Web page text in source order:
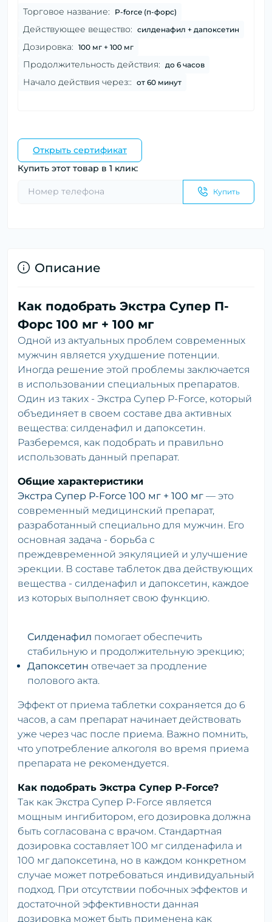
Торговое название: P-forсe (п-форс)
Действующее вещество: силденафил + дапоксетин
Дозировка: 100 мг + 100 мг
Продолжительность действия: до 6 часов
Начало действия через:: от 60 минут
Открыть сертификат
Купить этот товар в 1 клик:
Купить
Описание
Как подобрать Экстра Супер П-
Форс 100 мг + 100 мг
Одной из актуальных проблем современных
мужчин является ухудшение потенции.
Иногда решение этой проблемы заключается
в использовании специальных препаратов.
Один из таких - Экстра Супер P-Force, который
объединяет в своем составе два активных
вещества: силденафил и дапоксетин.
Разберемся, как подобрать и правильно
использовать данный препарат.
Общие характеристики
Экстра Супер P-Force 100 мг + 100 мг — это
современный медицинский препарат,
разработанный специально для мужчин. Его
основная задача - борьба с
преждевременной эякуляцией и улучшение
эрекции. В составе таблеток два действующих
вещества - силденафил и дапоксетин, каждое
из которых выполняет свою функцию.
Силденафил помогает обеспечить
стабильную и продолжительную эрекцию;
Дапоксетин отвечает за продление
полового акта.
Эффект от приема таблетки сохраняется до 6
часов, а сам препарат начинает действовать
уже через час после приема. Важно помнить,
что употребление алкоголя во время приема
препарата не рекомендуется.
Как подобрать Экстра Супер P-Force?
Так как Экстра Супер P-Force является
мощным ингибитором, его дозировка должна
быть согласована с врачом. Стандартная
дозировка составляет 100 мг силденафила и
100 мг дапоксетина, но в каждом конкретном
случае может потребоваться индивидуальный
подход. При отсутствии побочных эффектов и
достаточной эффективности данная
дозировка может быть применена как